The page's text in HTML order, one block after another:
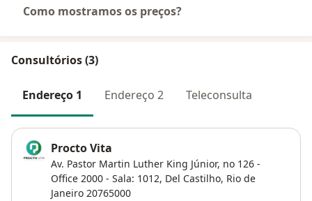
Como mostramos os preços?
Consultórios (3)
Endereço 1 Endereço 2 Teleconsulta
Procto Vita
Av. Pastor Martin Luther King Júnior, no 126 -
Office 2000 - Sala: 1012, Del Castilho, Rio de
Janeiro 20765000